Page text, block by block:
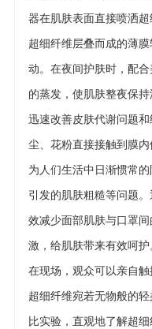
器在肌肤表面直接喷洒超
超细纤维层叠而成的薄
动。在夜间护肤时，配
的蒸发，使肌肤整夜保
迅速改善皮肤代谢问题
尘、花粉直接接触到膜
为人们生活中日渐惯常
引发的肌肤粗糙等问题
效减少面部肌肤与口罩
激，给肌肤带来有效呵护
在现场，观众可以亲自
超细纤维宛若无物般的
比实验，直观地了解超